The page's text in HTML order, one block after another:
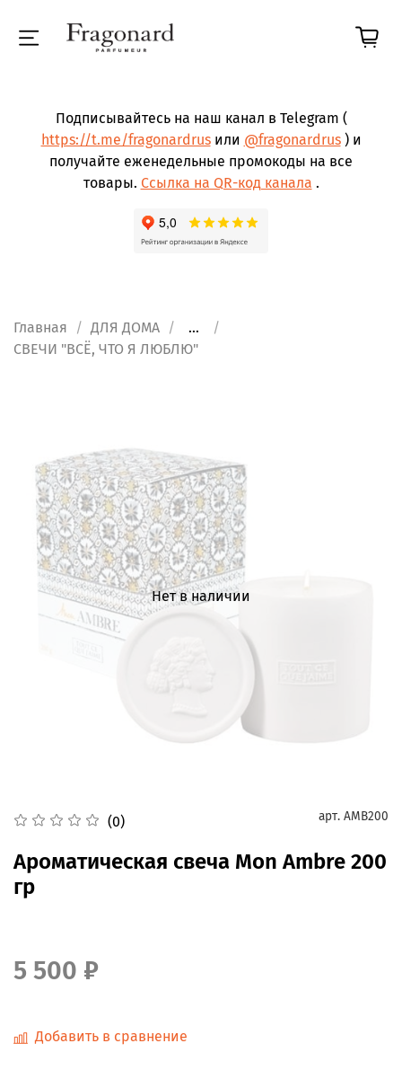
Подписывайтесь на наш канал в Telegram (
https://t.me/fragonardrusили @fragonardrus) и
получайте еженедельные промокоды на все
товары. Ссылка на QR-код канала .
Главная ДЛЯ ДОМА
...
СВЕЧИ "ВСЁ, ЧТО Я ЛЮБЛЮ"
Нет в наличии
(0) арт. AMB200
Ароматическая свеча Mon Ambre 200
гр
5 500 ₽
Добавить в сравнение